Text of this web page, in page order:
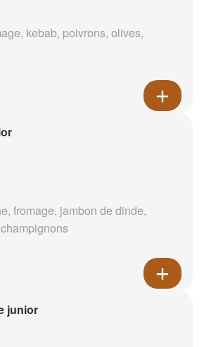
kebab, poivrons, olives,
fromage, jambon de dinde,
junior